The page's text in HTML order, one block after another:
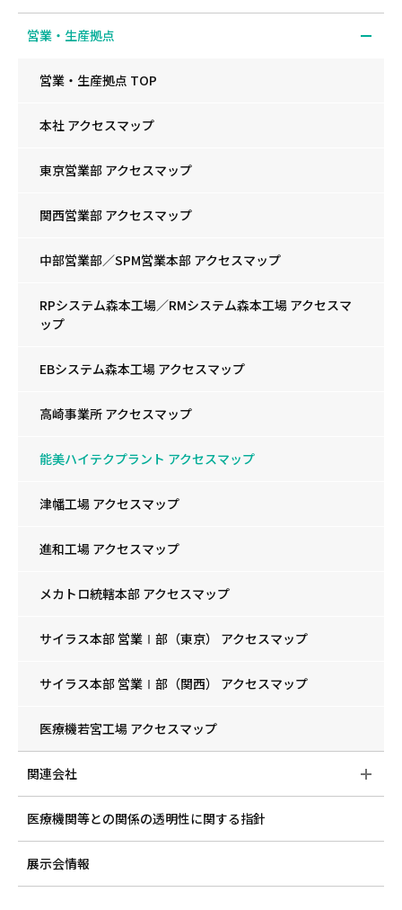
営業・生産拠点
営業・生産拠点 TOP
本社 アクセスマップ
東京営業部 アクセスマップ
関西営業部 アクセスマップ
中部営業部／SPM営業本部 アクセスマップ
RPシステム森本工場／RMシステム森本工場 アクセスマ
ップ
EBシステム森本工場 アクセスマップ
高崎事業所 アクセスマップ
能美ハイテクプラント アクセスマップ
津幡工場 アクセスマップ
進和工場 アクセスマップ
メカトロ統轄本部 アクセスマップ
サイラス本部 営業Ⅰ部（東京） アクセスマップ
サイラス本部 営業Ⅰ部（関西） アクセスマップ
医療機若宮工場 アクセスマップ
関連会社
医療機関等との関係の透明性に関する指針
展示会情報